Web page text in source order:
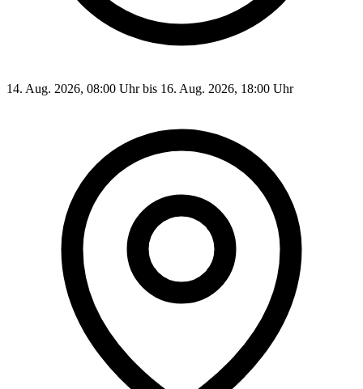
14. Aug. 2026, 08:00 Uhr bis 16. Aug. 2026, 18:00 Uhr